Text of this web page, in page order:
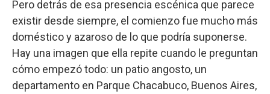
Pero detrás de esa presencia escénica que parece
existir desde siempre, el comienzo fue mucho más
doméstico y azaroso de lo que podría suponerse.
Hay una imagen que ella repite cuando le preguntan
cómo empezó todo: un patio angosto, un
departamento en Parque Chacabuco, Buenos Aires,